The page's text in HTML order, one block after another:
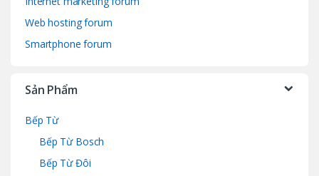
Web hosting forum
Smartphone forum
Sản Phẩm
Bếp Từ
Bếp Từ Bosch
Bếp Từ Đôi